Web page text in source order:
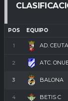
POS EQUIPO
1 AD.
2 ATC.
3 BALONA
4 BETIS C